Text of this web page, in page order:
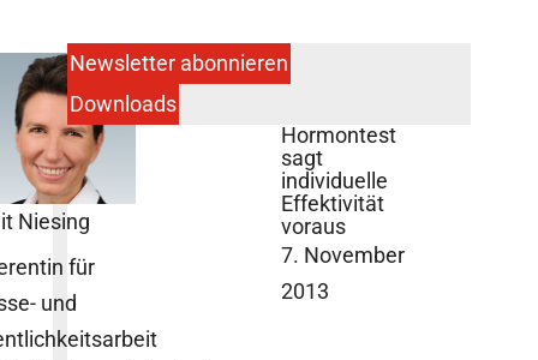
Hormontest
sagt
individuelle
Effektivität
voraus
7. November
2013
Niesing
für
und
Newsletter abonnieren
Downloads